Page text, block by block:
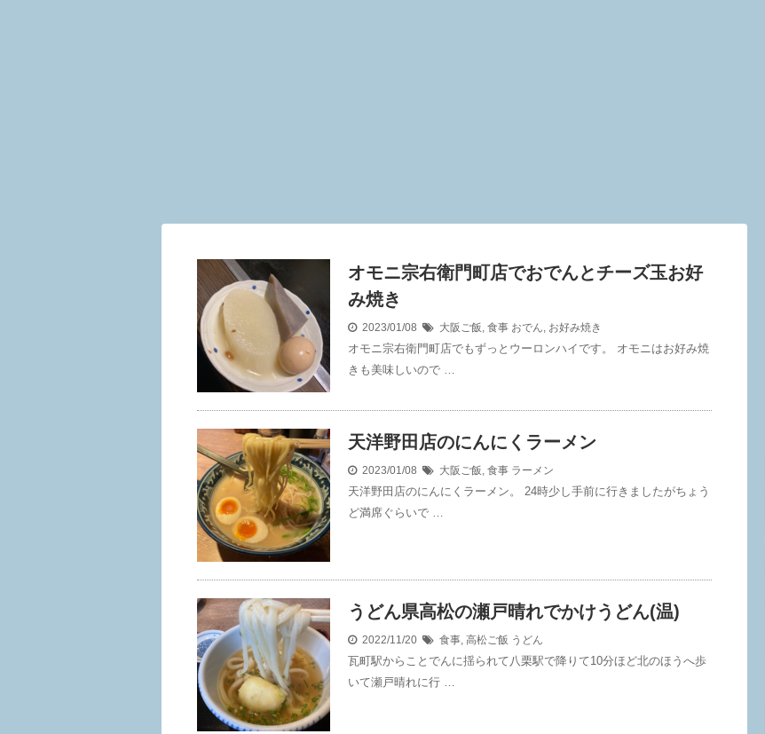
オモニ宗右衛門町店でおでんとチーズ玉お好
み焼き
2023/01/08 大阪ご飯, 食事 おでん, お好み焼き
オモニ宗右衛門町店でもずっとウーロンハイです。 オモニはお好み焼
きも美味しいので …
天洋野田店のにんにくラーメン
2023/01/08 大阪ご飯, 食事 ラーメン
天洋野田店のにんにくラーメン。 24時少し手前に行きましたがちょう
ど満席ぐらいで …
うどん県高松の瀬戸晴れでかけうどん(温)
2022/11/20 食事, 高松ご飯 うどん
瓦町駅からことでんに揺られて八栗駅で降りて10分ほど北のほうへ歩
いて瀬戸晴れに行 …